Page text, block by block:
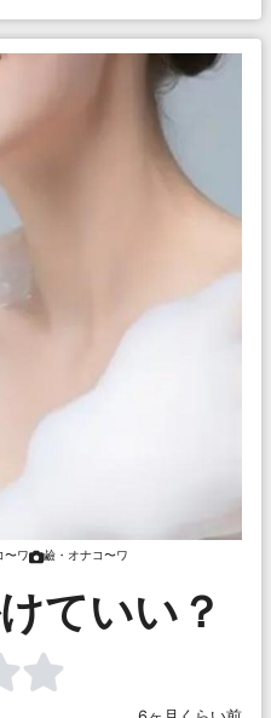
〜ワ 鹼・オナコ〜ワ
ていい？